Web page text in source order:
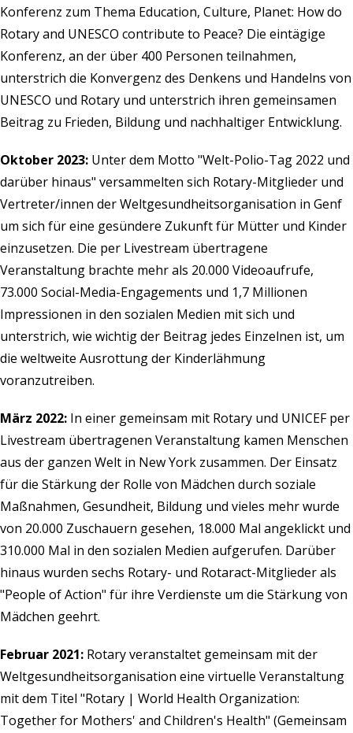
Konferenz zum Thema Education, Culture, Planet: How do
Rotary and UNESCO contribute to Peace? Die eintägige
Konferenz, an der über 400 Personen teilnahmen,
unterstrich die Konvergenz des Denkens und Handelns von
UNESCO und Rotary und unterstrich ihren gemeinsamen
Beitrag zu Frieden, Bildung und nachhaltiger Entwicklung.
Oktober 2023: Unter dem Motto "Welt-Polio-Tag 2022 und
darüber hinaus" versammelten sich Rotary-Mitglieder und
Vertreter/innen der Weltgesundheitsorganisation in Genf
um sich für eine gesündere Zukunft für Mütter und Kinder
einzusetzen. Die per Livestream übertragene
Veranstaltung brachte mehr als 20.000 Videoaufrufe,
73.000 Social-Media-Engagements und 1,7 Millionen
Impressionen in den sozialen Medien mit sich und
unterstrich, wie wichtig der Beitrag jedes Einzelnen ist, um
die weltweite Ausrottung der Kinderlähmung
voranzutreiben.
März 2022: In einer gemeinsam mit Rotary und UNICEFper
Livestream übertragenen Veranstaltung kamen Menschen
aus der ganzen Welt in New York zusammen. Der Einsatz
für die Stärkung der Rolle von Mädchen durch soziale
Maßnahmen, Gesundheit, Bildung und vieles mehr wurde
von 20.000 Zuschauern gesehen, 18.000 Mal angeklickt und
310.000 Mal in den sozialen Medien aufgerufen. Darüber
hinaus wurden sechs Rotary- und Rotaract-Mitglieder als
"People of Action" für ihre Verdienste um die Stärkung von
Mädchen geehrt.
Februar 2021: Rotary veranstaltet gemeinsam mit der
Weltgesundheitsorganisation eine virtuelle Veranstaltung
mit dem Titel "Rotary | World Health Organization:
Together for Mothers' and Children's Health" (Gemeinsam